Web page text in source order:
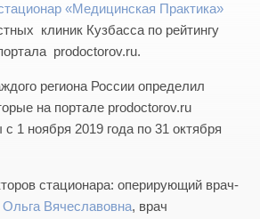
«Медицинская Практика»
клиник Кузбасса по рейтингу
prodoctorov.ru.
региона России определил
на портале prodoctorov.ru
1 ноября 2019 года по 31 октября
стационара: оперирующий врач-
Вячеславовна, врач